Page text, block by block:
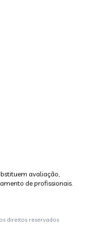
avaliação,
de profissionais.
direitos reservados